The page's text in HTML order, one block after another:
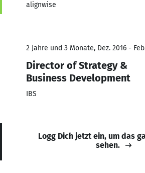
alignwise
2 Jahre und 3 Monate, Dez. 2016 -
Director of Strategy &
Business Development
IBS
Logg Dich jetzt ein, um das
sehen.